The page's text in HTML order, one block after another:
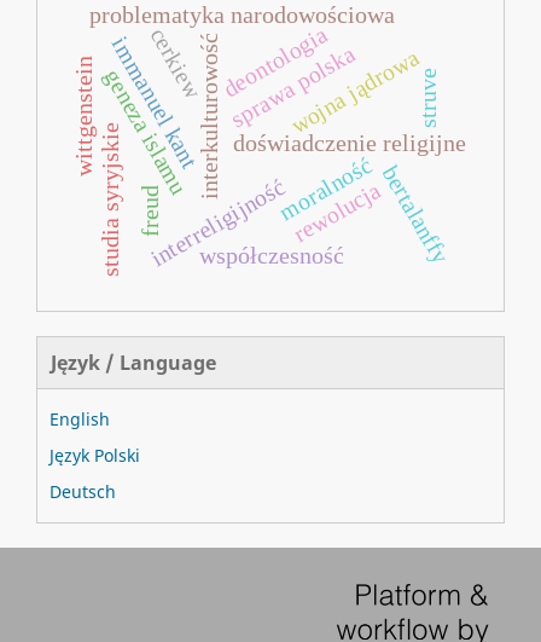
doświadczenie religijne
interkulturowośćdeontologia
immanuel kant
moralność
wojna jądrowa
interreligijność bertalanffy
sprawa polska
problematyka narodowościowa
struve
współczesność
geneza islamu
freud rewolucja
cerkiew
studia syryjskie
wittgenstein
Język / Language
English
Język Polski
Deutsch